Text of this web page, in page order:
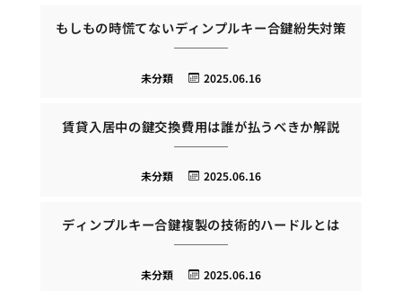
もしもの時慌てないディンプルキー合鍵紛失対策
2025.06.16
未分類
賃貸入居中の鍵交換費用は誰が払うべきか解説
2025.06.16
未分類
ディンプルキー合鍵複製の技術的ハードルとは
2025.06.16
未分類